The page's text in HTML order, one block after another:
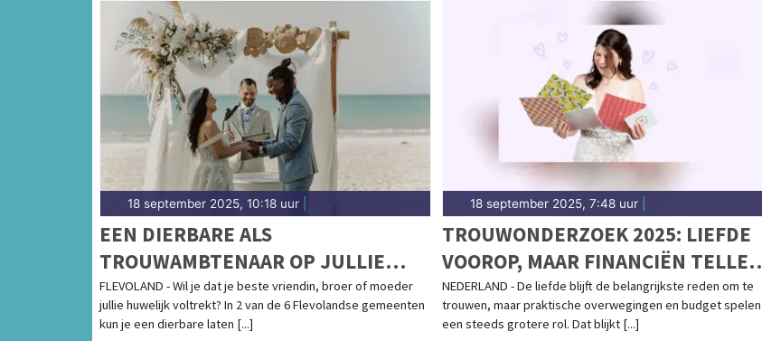
18 september 2025, 10:18 uur
EEN DIERBARE ALS
TROUWAMBTENAAR OP JULLIE
BRUILOFT? DIT KAN IN 2 VAN DE 6
FLEVOLANDSE GEMEENTEN
FLEVOLAND - Wil je dat je beste vriendin, broer of moeder
jullie huwelijk voltrekt? In 2 van de 6 Flevolandse gemeenten
kun je een dierbare laten [...]
18 september 2025, 7:48 uur|
TROUWONDERZOEK 2025: LIEFDE
VOOROP, MAAR FINANCIËN TELLEN
MEE
NEDERLAND - De liefde blijft de belangrijkste reden om te
trouwen, maar praktische overwegingen en budget spelen
een steeds grotere rol. Dat blijkt [...]